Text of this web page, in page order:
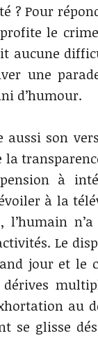
? Pour
le
aucune
une
d’humour.
son
à
à la
l’humain
Le
jour et le
au
se glisse